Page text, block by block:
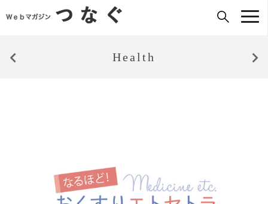
Health